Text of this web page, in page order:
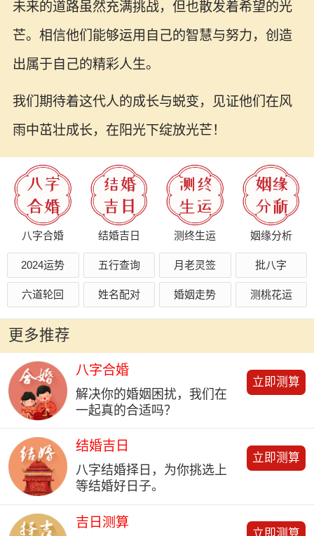
未来的道路虽然充满挑战，但也散发着希望的光
芒。相信他们能够运用自己的智慧与努力，创造
出属于自己的精彩人生。
我们期待着这代人的成长与蜕变，见证他们在风
雨中茁壮成长，在阳光下绽放光芒！
八字合婚 结婚吉日 测终生运 姻缘分析
2024运势 五行查询 月老灵签 批八字
六道轮回 姓名配对 婚姻走势 测桃花运
更多推荐
八字合婚
解决你的婚姻困扰，我们在
一起真的合适吗？
立即测算
结婚吉日
八字结婚择日，为你挑选上
等结婚好日子。
立即测算
吉日测算